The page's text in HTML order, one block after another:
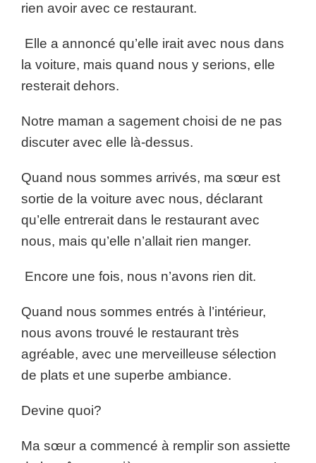
rien avoir avec ce restaurant.
Elle a annoncé qu’elle irait avec nous dans
la voiture, mais quand nous y serions, elle
resterait dehors.
Notre maman a sagement choisi de ne pas
discuter avec elle là-dessus.
Quand nous sommes arrivés, ma sœur est
sortie de la voiture avec nous, déclarant
qu’elle entrerait dans le restaurant avec
nous, mais qu’elle n’allait rien manger.
Encore une fois, nous n’avons rien dit.
Quand nous sommes entrés à l’intérieur,
nous avons trouvé le restaurant très
agréable, avec une merveilleuse sélection
de plats et une superbe ambiance.
Devine quoi?
Ma sœur a commencé à remplir son assiette